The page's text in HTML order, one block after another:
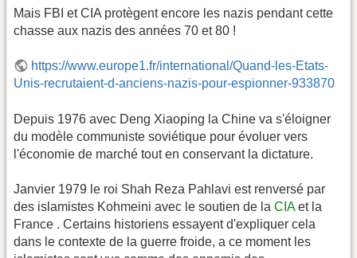
Mais FBI et CIA protègent encore les nazis pendant cette
chasse aux nazis des années 70 et 80 !
https://www.europe1.fr/international/Quand-les-Etats-
Unis-recrutaient-d-anciens-nazis-pour-espionner-933870
Depuis 1976 avec Deng Xiaoping la Chine va s'éloigner
du modèle communiste soviétique pour évoluer vers
l'économie de marché tout en conservant la dictature.
Janvier 1979 le roi Shah Reza Pahlavi est renversé par
des islamistes Kohmeini avec le soutien de la CIAet la
France . Certains historiens essayent d'expliquer cela
dans le contexte de la guerre froide, a ce moment les